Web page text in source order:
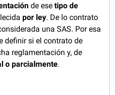
de esetipo de
por ley. De lo contrato
una SAS. Por esa
definir si el contrato de
reglamentación y, de
o parcialmente.